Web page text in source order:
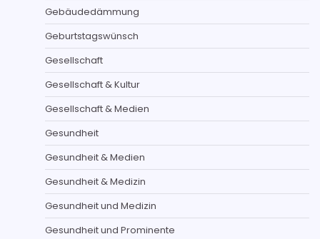
Gebäudedämmung
Geburtstagswünsch
Gesellschaft
Gesellschaft & Kultur
Gesellschaft & Medien
Gesundheit
Gesundheit & Medien
Gesundheit & Medizin
Gesundheit und Medizin
Gesundheit und Prominente